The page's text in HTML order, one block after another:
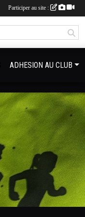
ADHESION AU CLUB
Participer au site :